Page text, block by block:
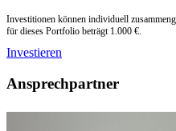
Investitionen können individuell
für dieses Portfolio beträgt 1.000 €.
Investieren
Ansprechpartner